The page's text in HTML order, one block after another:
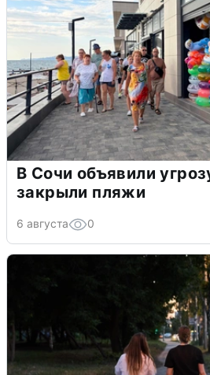
В Сочи объявили
закрыли пляжи
6 августа 0